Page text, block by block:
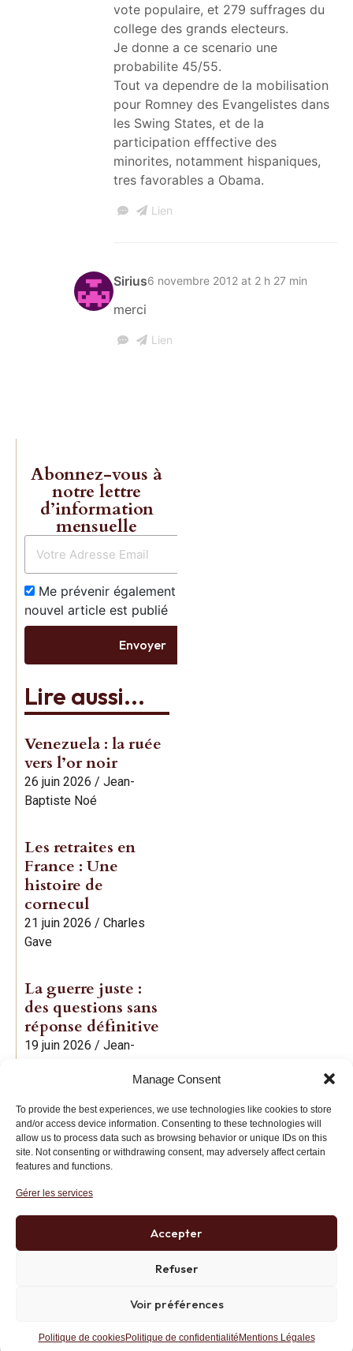
Manage Consent
To provide the best experiences, we use technologies like cookies to store
and/or access device information. Consenting to these technologies will
allow us to process data such as browsing behavior or unique IDs on this
site. Not consenting or withdrawing consent, may adversely affect certain
features and functions.
Gérer les services
Accepter
Refuser
Voir préférences
Politique de cookiesPolitique de confidentialité Mentions Légales
vote populaire, et 279 suffrages du
college des grands electeurs.
Je donne a ce scenario une
probabilite 45/55.
Tout va dependre de la mobilisation
pour Romney des Evangelistes dans
les Swing States, et de la
participation efffective des
minorites, notamment hispaniques,
tres favorables a Obama.
Lien
Sirius6 novembre 2012 at 2 h 27 min
merci
Lien
Abonnez-vous à
notre lettre
d’information
mensuelle
Me prévenir également dès qu’un
nouvel article est publié
Envoyer
Lire aussi...
Venezuela : la ruée
vers l’or noir
26 juin 2026 / Jean-
Baptiste Noé
Les retraites en
France : Une
histoire de
cornecul
21 juin 2026 / Charles
Gave
La guerre juste :
des questions sans
réponse définitive
19 juin 2026 / Jean-
Charles
Institut des Libertés
Politique de confidentialitéRGPDMentions Légales